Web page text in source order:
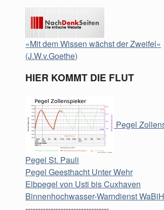
»Mit dem Wissen wächst der Zweifel«
(J.W.v.Goethe)
HIER KOMMT DIE FLUT
Pegel
Pegel St. Pauli
Pegel Geesthacht Unter Wehr
Elbpegel von Usti bis Cuxhaven
Binnenhochwasser-Warndienst